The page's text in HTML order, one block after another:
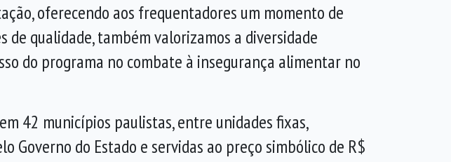
oferecendo aos frequentadores um momento de
qualidade, também valorizamos a diversidade
do programa no combate à insegurança alimentar no
42 municípios paulistas, entre unidades fixas,
Governo do Estado e servidas ao preço simbólico de R$